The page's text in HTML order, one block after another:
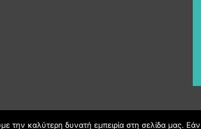
την καλύτερη δυνατή εμπειρία στη σελίδα μας.